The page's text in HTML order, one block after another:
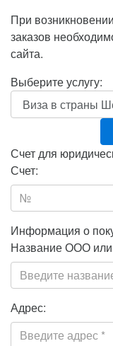
При
заказов
сайта.
Выберите услугу:
Счет для
Счет:
Информация о
Название ООО
Адрес: